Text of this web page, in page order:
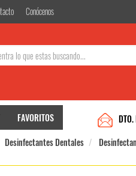
Conócenos
FAVORITOS
Desinfectantes Dentales